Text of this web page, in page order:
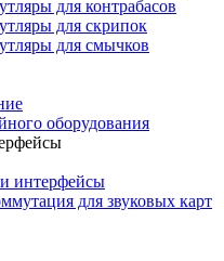
для контрабасов
для скрипок
для смычков
оборудования
интерфейсы
для звуковых карт